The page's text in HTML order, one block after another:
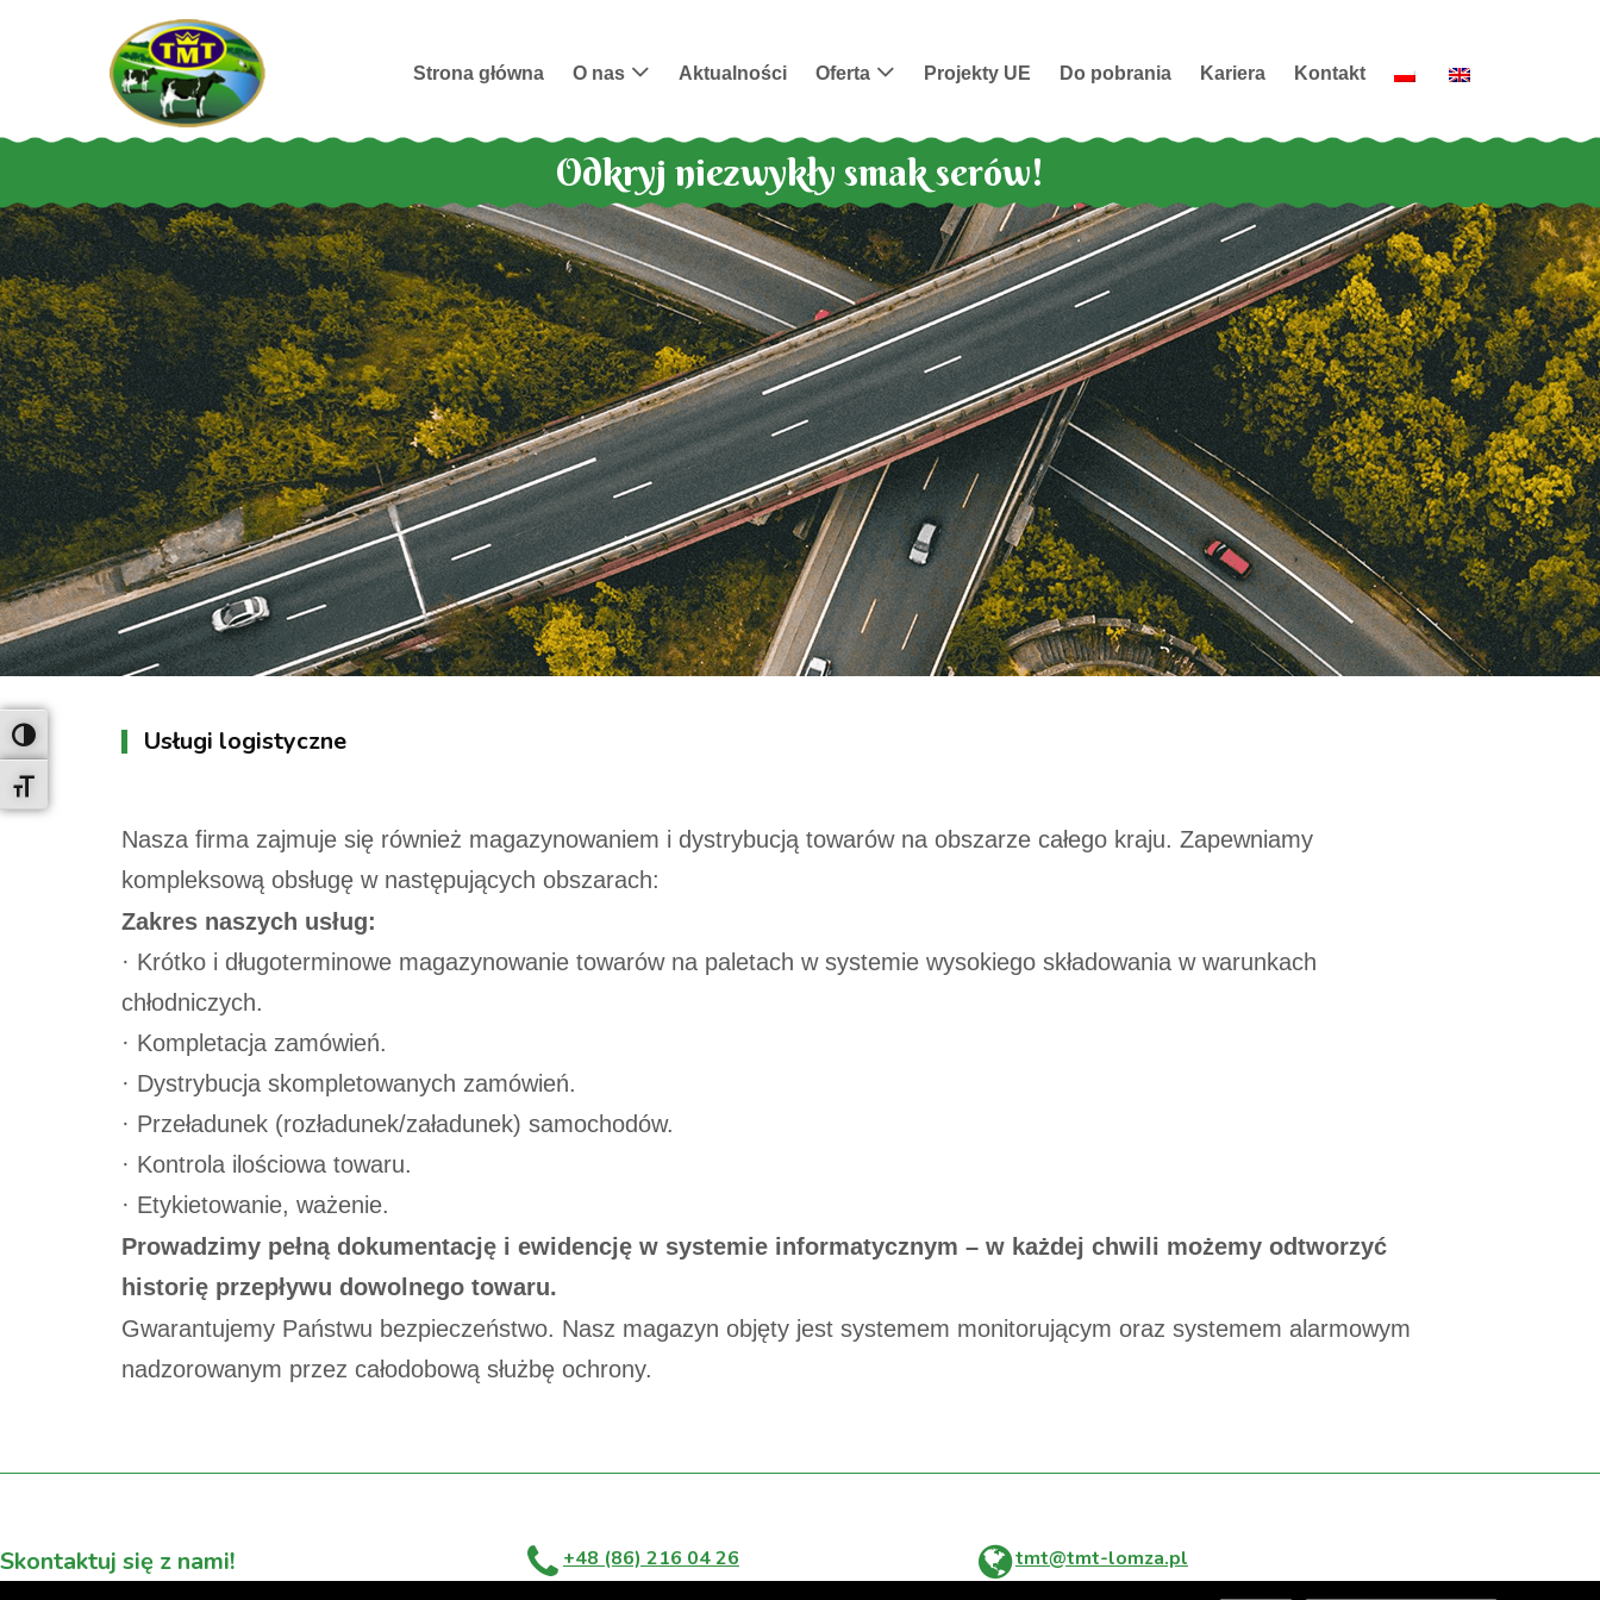
Toggle High Contrast
Toggle Font size
Strona główna O nas Aktualności Oferta Projekty UE Do pobrania Kariera Kontakt
Odkryj niezwykły smak serów!
Usługi logistyczne
Nasza firma zajmuje się również magazynowaniem i dystrybucją towarów na obszarze całego kraju. Zapewniamy
kompleksową obsługę w następujących obszarach:
Zakres naszych usług:
· Krótko i długoterminowe magazynowanie towarów na paletach w systemie wysokiego składowania w warunkach
chłodniczych.
· Kompletacja zamówień.
· Dystrybucja skompletowanych zamówień.
· Przeładunek (rozładunek/załadunek) samochodów.
· Kontrola ilościowa towaru.
· Etykietowanie, ważenie.
Prowadzimy pełną dokumentację i ewidencję w systemie informatycznym – w każdej chwili możemy odtworzyć
historię przepływu dowolnego towaru.
Gwarantujemy Państwu bezpieczeństwo. Nasz magazyn objęty jest systemem monitorującym oraz systemem alarmowym
nadzorowanym przez całodobową służbę ochrony.
Skontaktuj się z nami! +48 (86) 216 04 26 tmt@tmt-lomza.pl